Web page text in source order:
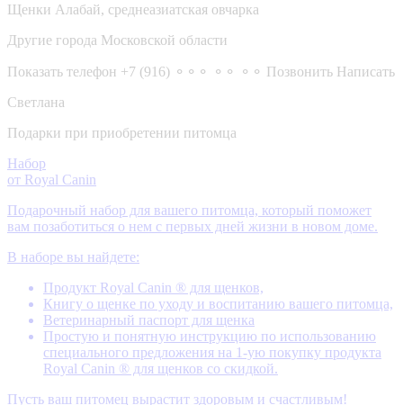
Щенки Алабай, среднеазиатская овчарка
Другие города Московской области
Показать телефон +7 (916) ⚬⚬⚬ ⚬⚬ ⚬⚬ Позвонить Написать
Светлана
Подарки при приобретении питомца
Набор
от Royal Canin
Подарочный набор для вашего питомца, который поможет
вам позаботиться о нем с первых дней жизни в новом доме.
В наборе вы найдете:
Продукт Royal Canin ® для щенков,
Книгу о щенке по уходу и воспитанию вашего питомца,
Ветеринарный паспорт для щенка
Простую и понятную инструкцию по использованию
специального предложения на 1-ую покупку продукта
Royal Canin ® для щенков со скидкой.
Пусть ваш питомец вырастит здоровым и счастливым!